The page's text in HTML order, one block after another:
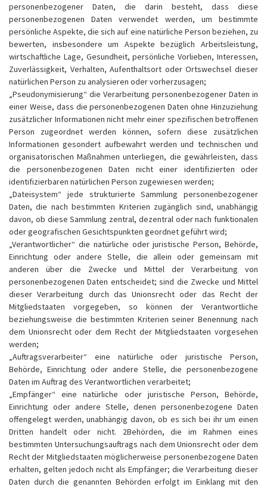
personenbezogener Daten, die darin besteht, dass diese
personenbezogenen Daten verwendet werden, um bestimmte
persönliche Aspekte, die sich auf eine natürliche Person beziehen, zu
bewerten, insbesondere um Aspekte bezüglich Arbeitsleistung,
wirtschaftliche Lage, Gesundheit, persönliche Vorlieben, Interessen,
Zuverlässigkeit, Verhalten, Aufenthaltsort oder Ortswechsel dieser
natürlichen Person zu analysieren oder vorherzusagen;
„Pseudonymisierung“ die Verarbeitung personenbezogener Daten in
einer Weise, dass die personenbezogenen Daten ohne Hinzuziehung
zusätzlicher Informationen nicht mehr einer spezifischen betroffenen
Person zugeordnet werden können, sofern diese zusätzlichen
Informationen gesondert aufbewahrt werden und technischen und
organisatorischen Maßnahmen unterliegen, die gewährleisten, dass
die personenbezogenen Daten nicht einer identifizierten oder
identifizierbaren natürlichen Person zugewiesen werden;
„Dateisystem“ jede strukturierte Sammlung personenbezogener
Daten, die nach bestimmten Kriterien zugänglich sind, unabhängig
davon, ob diese Sammlung zentral, dezentral oder nach funktionalen
oder geografischen Gesichtspunkten geordnet geführt wird;
„Verantwortlicher“ die natürliche oder juristische Person, Behörde,
Einrichtung oder andere Stelle, die allein oder gemeinsam mit
anderen über die Zwecke und Mittel der Verarbeitung von
personenbezogenen Daten entscheidet; sind die Zwecke und Mittel
dieser Verarbeitung durch das Unionsrecht oder das Recht der
Mitgliedstaaten vorgegeben, so können der Verantwortliche
beziehungsweise die bestimmten Kriterien seiner Benennung nach
dem Unionsrecht oder dem Recht der Mitgliedstaaten vorgesehen
werden;
„Auftragsverarbeiter“ eine natürliche oder juristische Person,
Behörde, Einrichtung oder andere Stelle, die personenbezogene
Daten im Auftrag des Verantwortlichen verarbeitet;
„Empfänger“ eine natürliche oder juristische Person, Behörde,
Einrichtung oder andere Stelle, denen personenbezogene Daten
offengelegt werden, unabhängig davon, ob es sich bei ihr um einen
Dritten handelt oder nicht. 2Behörden, die im Rahmen eines
bestimmten Untersuchungsauftrags nach dem Unionsrecht oder dem
Recht der Mitgliedstaaten möglicherweise personenbezogene Daten
erhalten, gelten jedoch nicht als Empfänger; die Verarbeitung dieser
Daten durch die genannten Behörden erfolgt im Einklang mit den